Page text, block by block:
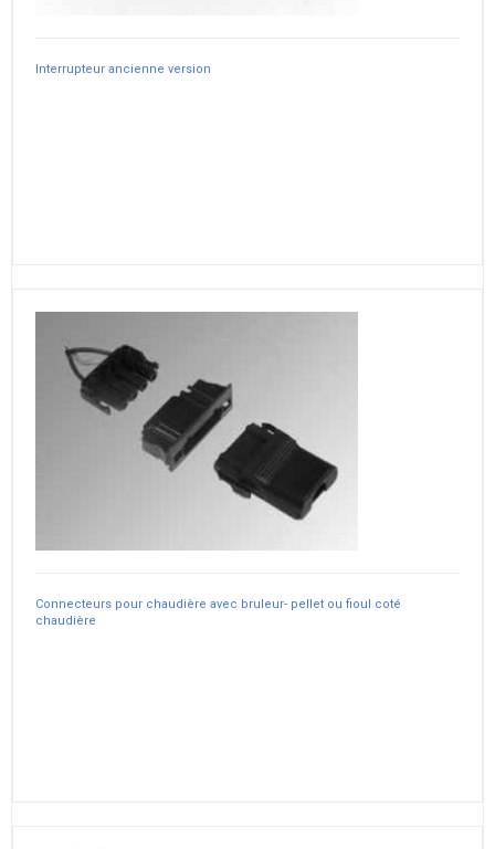
Interrupteur ancienne version
Connecteurs pour chaudière avec bruleur- pellet ou fioul coté
chaudière